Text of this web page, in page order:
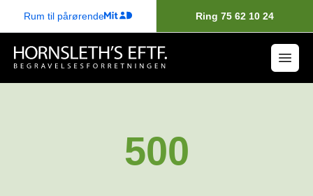
Rum til pårørende Ring 75 62 10 24
500